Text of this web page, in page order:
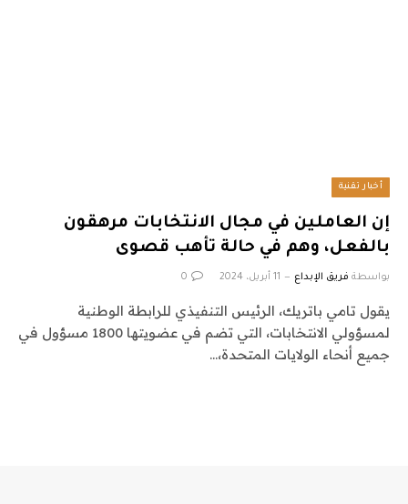
أخبار تقنية
إن العاملين في مجال الانتخابات مرهقون
بالفعل، وهم في حالة تأهب قصوى
بواسطة فريق الإبداع 11 أبريل، 2024 0
يقول تامي باتريك، الرئيس التنفيذي للرابطة الوطنية
لمسؤولي الانتخابات، التي تضم في عضويتها 1800 مسؤول في
جميع أنحاء الولايات المتحدة،…